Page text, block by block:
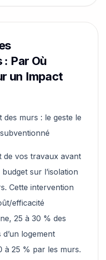
Par Où
un Impact
des murs : le geste le
de vos travaux avant
sur l’isolation
Cette intervention
efficacité
25 à 30 % des
logement
à 25 % par les murs.